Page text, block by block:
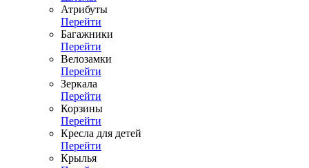
Атрибуты
Перейти
Багажники
Перейти
Велозамки
Перейти
Зеркала
Перейти
Корзины
Перейти
Кресла для детей
Перейти
Крылья